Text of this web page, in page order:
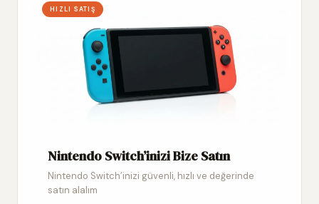
HIZLI SATIŞ
Nintendo Switch’inizi Bize Satın
Nintendo Switch’inizi güvenli, hızlı ve değerinde
satın alalım